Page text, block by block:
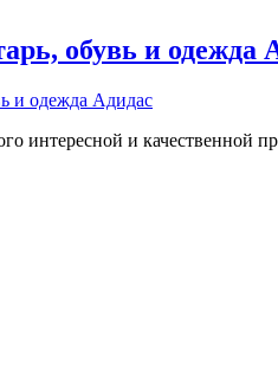
обувь и одежда
интересной и качественной